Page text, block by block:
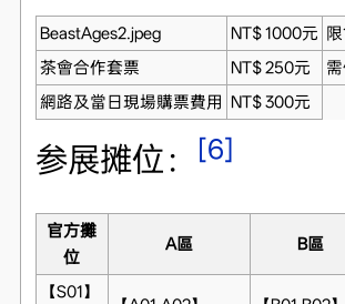
BeastAges2.jpeg NT$ 1000元
茶會合作套票
NT$ 250元
網路及當日現場購票費用 NT$ 300元
参展摊位： [6]
官方攤
位
A區 B區
【S01】